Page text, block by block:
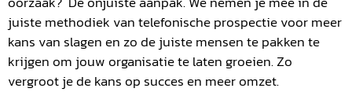
juiste methodiek van telefonische prospectie voor meer
kans van slagen en zo de juiste mensen te pakken te
krijgen om jouw organisatie te laten groeien. Zo
vergroot je de kans op succes en meer omzet.